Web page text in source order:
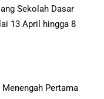
Sekolah Dasar
13 April hingga 8
Pertama